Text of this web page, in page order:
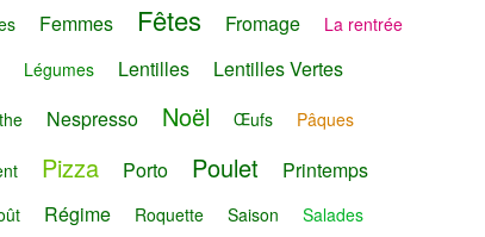
Femmes Fêtes Fromage
La rentrée
Légumes Lentilles Lentilles Vertes
Nespresso Noël Œufs Pâques
Pizza Porto Poulet Printemps
Régime Roquette Saison Salades